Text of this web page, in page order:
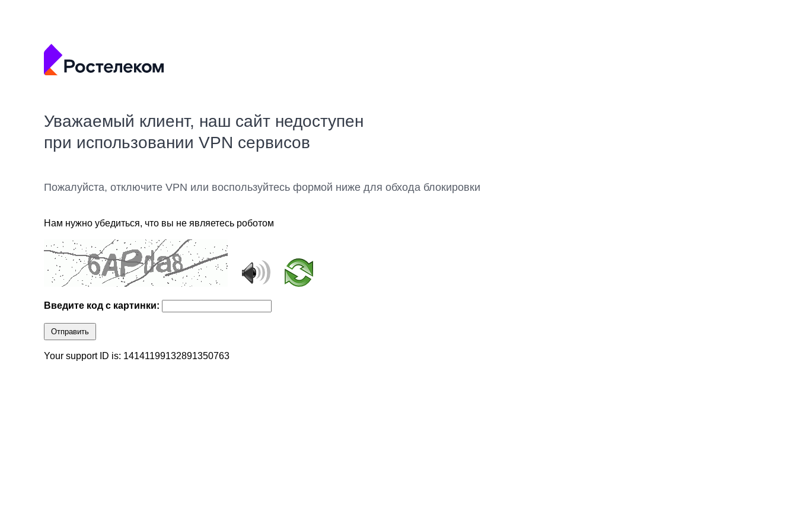
Уважаемый клиент, наш сайт недоступен
при использовании VPN сервисов
Пожалуйста, отключите VPN или воспользуйтесь формой ниже для обхода блокировки
Нам нужно убедиться, что вы не являетесь роботом
Введите код с картинки:
Отправить
Your support ID is: 14141199132891350763